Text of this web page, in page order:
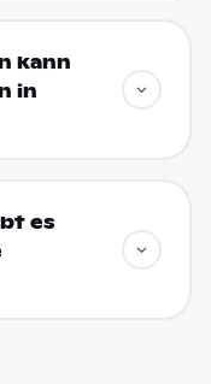
kann
in
es